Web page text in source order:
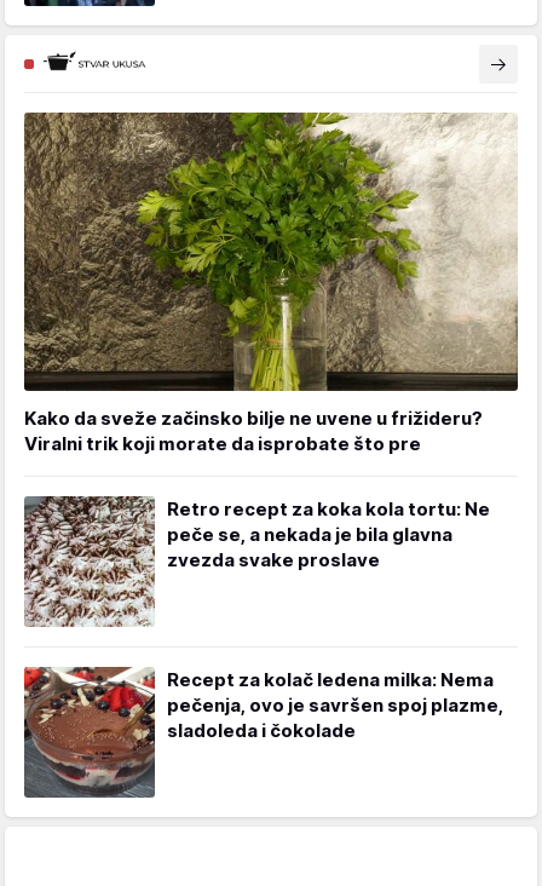
Kako da sveže začinsko bilje ne uvene u frižideru?
Viralni trik koji morate da isprobate što pre
Retro recept za koka kola tortu: Ne
peče se, a nekada je bila glavna
zvezda svake proslave
Recept za kolač ledena milka: Nema
pečenja, ovo je savršen spoj plazme,
sladoleda i čokolade